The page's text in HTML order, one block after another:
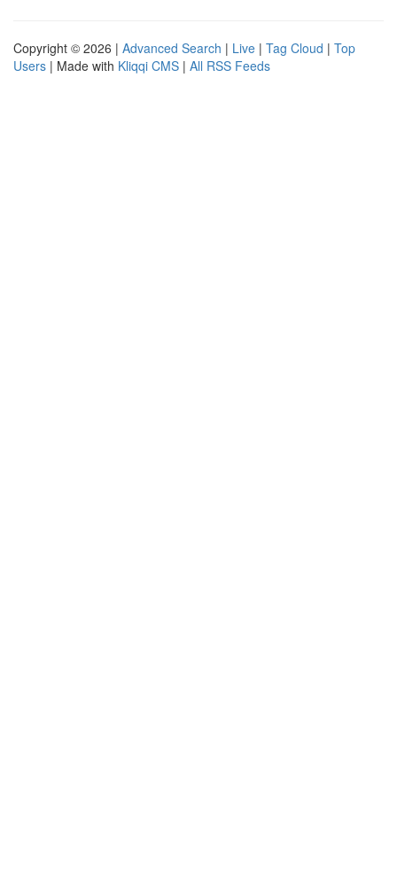
Copyright © 2026 | Advanced Search | Live | Tag Cloud | Top
Users | Made with Kliqqi CMS | All RSS Feeds